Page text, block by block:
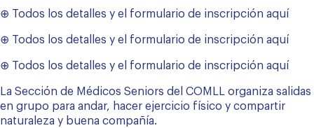
⊕ Todos los detalles y el formulario de inscripción aquí
⊕ Todos los detalles y el formulario de inscripción aquí
⊕ Todos los detalles y el formulario de inscripción aquí
La Sección de Médicos Seniors del COMLL organiza salidas
en grupo para andar, hacer ejercicio físico y compartir
naturaleza y buena compañía.